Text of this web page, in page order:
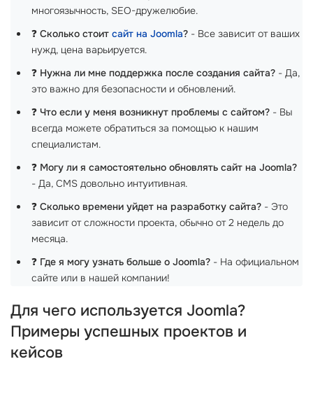
многоязычность, SEO-дружелюбие.
❓ Сколько стоит сайт на Joomla? - Все зависит от ваших
нужд, цена варьируется.
❓ Нужна ли мне поддержка после создания сайта? - Да,
это важно для безопасности и обновлений.
❓ Что если у меня возникнут проблемы с сайтом? - Вы
всегда можете обратиться за помощью к нашим
специалистам.
❓ Могу ли я самостоятельно обновлять сайт на Joomla?
- Да, CMS довольно интуитивная.
❓ Сколько времени уйдет на разработку сайта? - Это
зависит от сложности проекта, обычно от 2 недель до
месяца.
❓ Где я могу узнать больше о Joomla? - На официальном
сайте или в нашей компании!
Для чего используется Joomla?
Примеры успешных проектов и
кейсов